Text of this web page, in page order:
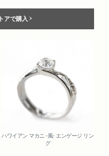
アで購入
ハワイアン マカニ -風- エンゲージ リン
グ